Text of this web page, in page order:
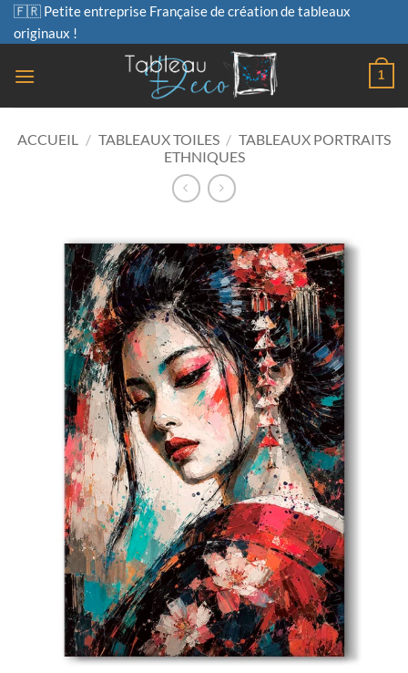
Passer
au
🇫🇷 Petite entreprise Française de création de tableaux
originaux !
1
ACCUEIL / TABLEAUX TOILES / TABLEAUX PORTRAITS
ETHNIQUES